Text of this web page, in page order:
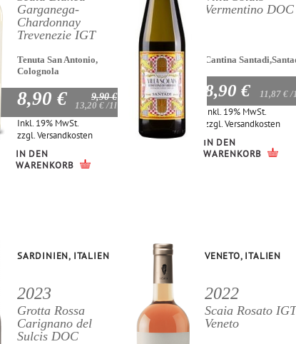
Garganega-
Chardonnay
Trevenezie IGT
Tenuta San Antonio,
Colognola
9,90 €
8,90 € 13,20 € /1l
Inkl. 19% MwSt.
zzgl.Versandkosten
IN DEN
WARENKORB
Vermentino DOC
Cantina
8,90 € 11,87 € /
Inkl. 19% MwSt.
zzgl.Versandkosten
IN DEN
WARENKORB
SARDINIEN, ITALIEN
2023
Grotta Rossa
Carignano del
Sulcis DOC
VENETO, ITALIEN
2022
Scaia Rosato IGT
Veneto